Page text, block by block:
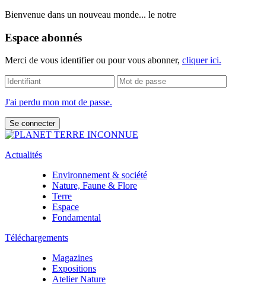
Bienvenue dans un nouveau monde... le notre
Espace abonnés
Merci de vous identifier ou pour vous abonner, cliquer ici.
J'ai perdu mon mot de passe.
Actualités
Environnement & société
Nature, Faune & Flore
Terre
Espace
Fondamental
Téléchargements
Magazines
Expositions
Atelier Nature